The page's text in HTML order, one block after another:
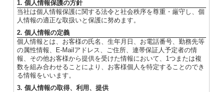
1. 個人情報保護の方針
当社は個人情報保護に関する法令と社会秩序を尊重・厳守し、個
人情報の適正な取扱いと保護に努めます。
2. 個人情報の定義
個人情報とは、お客様の氏名、生年月日、お電話番号、勤務先等
の属性情報、E-Mailアドレス、ご住所、連帯保証人予定者の情
報、その他お客様から提供を受けた情報において、1つまたは複
数を組み合わせることにより、お客様個人を特定することのでき
る情報をいいます。
3. 個人情報の取得、利用、提供